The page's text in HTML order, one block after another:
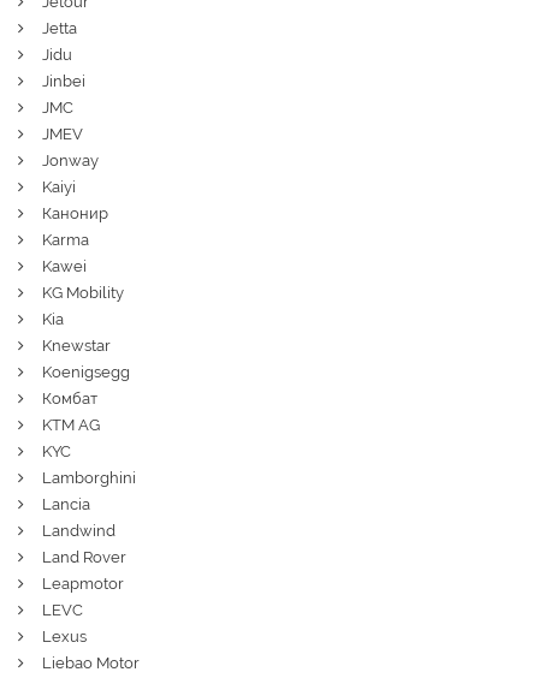
Jetta
Jidu
Jinbei
JMC
JMEV
Jonway
Kaiyi
Канонир
Karma
Kawei
KG Mobility
Kia
Knewstar
Koenigsegg
Комбат
KTM AG
KYC
Lamborghini
Lancia
Landwind
Land Rover
Leapmotor
LEVC
Lexus
Liebao Motor